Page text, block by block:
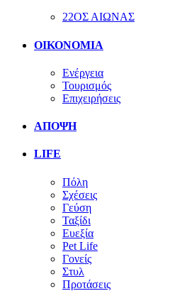
22ΟΣ ΑΙΩΝΑΣ
ΟΙΚΟΝΟΜΙΑ
Ενέργεια
Τουρισμός
Επιχειρήσεις
ΑΠΟΨΗ
LIFE
Πόλη
Σχέσεις
Γεύση
Ταξίδι
Ευεξία
Pet Life
Γονείς
Στυλ
Προτάσεις